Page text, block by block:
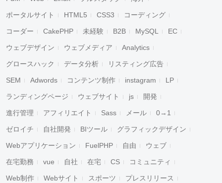
ポータルサイト HTML5 CSS3 コーディング
コーダー CakePHP 未経験 B2B MySQL EC
ウェブデザイン ウェブメディア Analytics
グロースハック データ分析 リスティング広告
SEM Adwords コンテンツ制作 instagram LP
ランディングページ ウェブサイト js 開発
進行管理 アフィリエイト Sass メール 0→1
ゼロイチ 自社開発 BIツール グラフィックデザイン
Webアプリケーション FuelPHP 自由 ウェブ
在宅勤務 vue 自社 在宅 CS コミュニティ
Web制作 Webサイト スポーツ プレスリリース